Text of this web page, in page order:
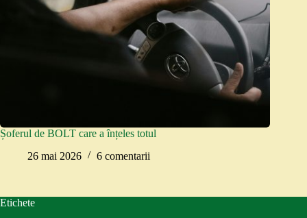
Șoferul de BOLT care a înțeles totul
26 mai 2026
6 comentarii
Etichete